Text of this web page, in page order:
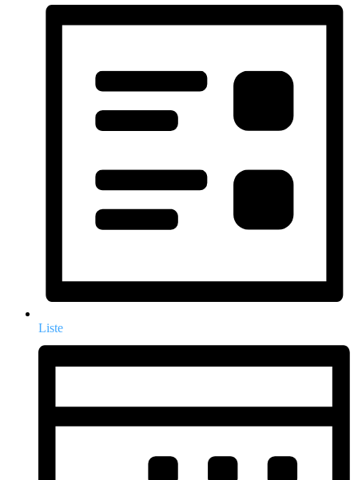
Liste